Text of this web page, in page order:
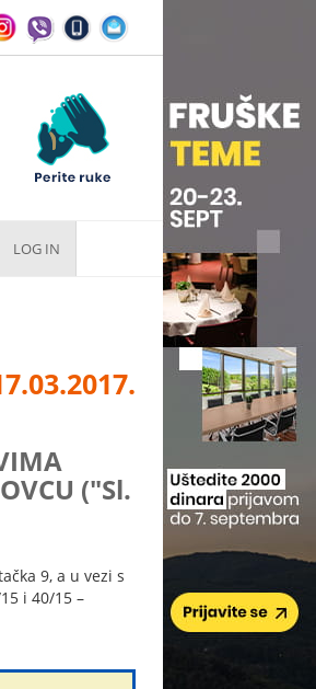
LOG IN
("Sl.
9, a u vezi s
i 40/15 –